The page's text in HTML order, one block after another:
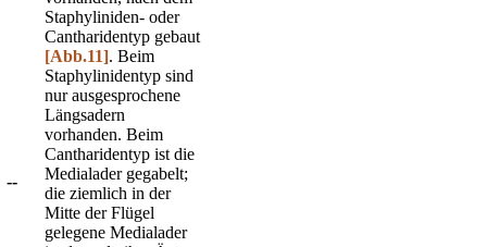
--
Staphyliniden- oder
Cantharidentyp gebaut
[Abb.11]. Beim
Staphylinidentyp sind
nur ausgesprochene
Längsadern
vorhanden. Beim
Cantharidentyp ist die
Medialader gegabelt;
die ziemlich in der
Mitte der Flügel
gelegene Medialader